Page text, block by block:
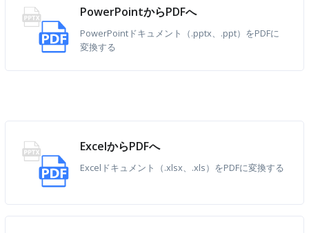
PowerPointからPDFへ
PowerPointドキュメント（.pptx、.ppt）をPDFに
変換する
ExcelからPDFへ
Excelドキュメント（.xlsx、.xls）をPDFに変換する